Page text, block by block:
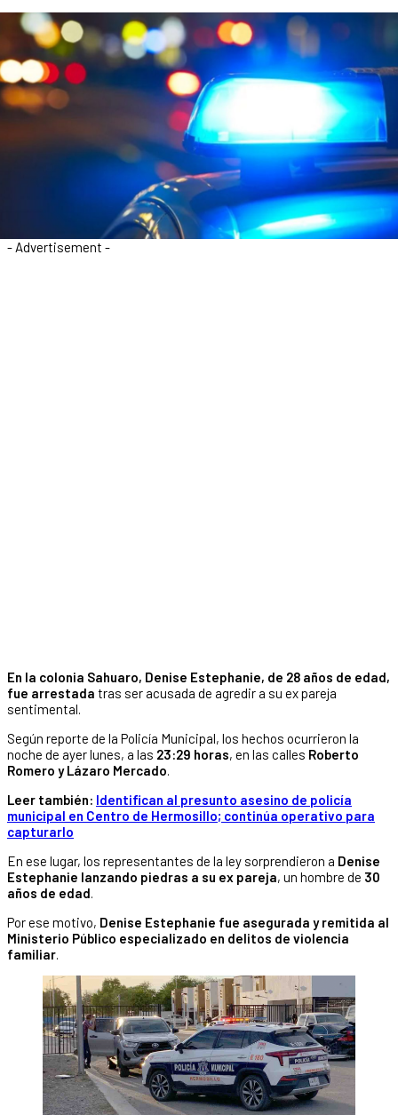
- Advertisement -
En la colonia Sahuaro, Denise Estephanie, de 28 años de edad,
fue arrestada tras ser acusada de agredir a su ex pareja
sentimental.
Según reporte de la Policía Municipal, los hechos ocurrieron la
noche de ayer lunes, a las 23:29 horas, en las calles Roberto
Romero y Lázaro Mercado.
Leer también: Identifican al presunto asesino de policía
municipal en Centro de Hermosillo; continúa operativo para
capturarlo
En ese lugar, los representantes de la ley sorprendieron a Denise
Estephanie lanzando piedras a su ex pareja, un hombre de 30
años de edad.
Por ese motivo, Denise Estephanie fue asegurada y remitida al
Ministerio Público especializado en delitos de violencia
familiar.